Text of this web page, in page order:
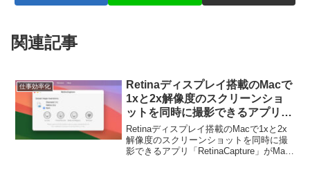
関連記事
仕事効率化
Retinaディスプレイ搭載のMacで
1xと2x解像度のスクリーンショ
ットを同時に撮影できるアプリ
「RetinaCapture」がMac App
Storeでリリース＆無料セール
中。
Retinaディスプレイ搭載のMacで1xと2x
解像度のスクリーンショットを同時に撮
影できるアプリ「RetinaCapture」がMac